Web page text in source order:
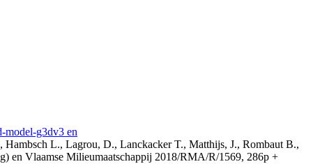
model-g3dv3 en
L., Lagrou, D., Lanckacker T., Matthijs, J., Rombaut B.,
en Vlaamse Milieumaatschappij 2018/RMA/R/1569, 286p +